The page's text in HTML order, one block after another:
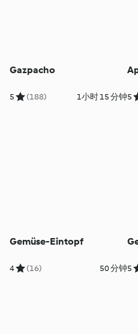
Gazpacho
5 (188) 1小时 15 分钟5
Gemüse-Eintopf
4 (16) 50 分钟5